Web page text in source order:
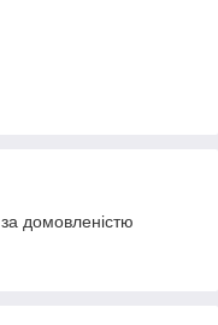
домовленістю